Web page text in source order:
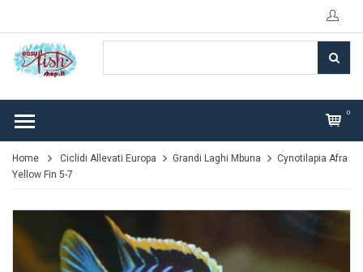
0
Home Ciclidi Allevati Europa Grandi Laghi Mbuna
Cynotilapia Afra
Yellow Fin 5-7